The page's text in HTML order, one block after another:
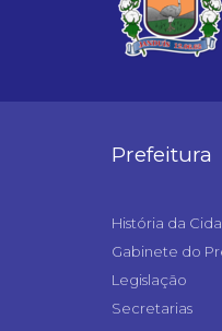
Prefeitura
História da
Gabinete do
Legislação
Secretarias